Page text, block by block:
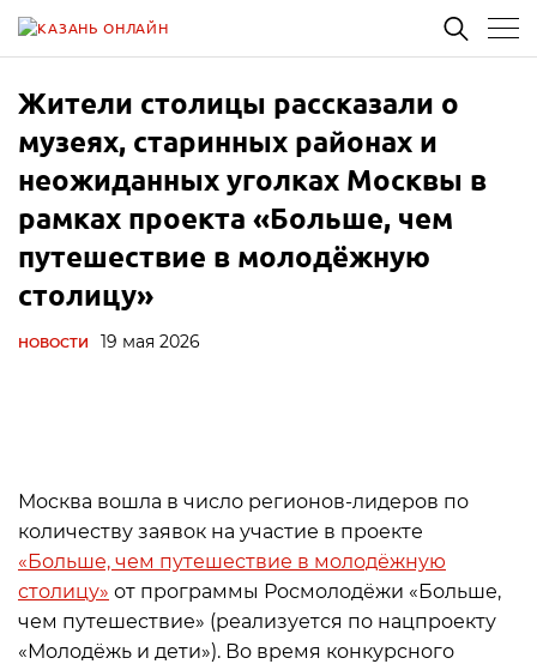
Жители столицы рассказали о
музеях, старинных районах и
неожиданных уголках Москвы в
рамках проекта «Больше, чем
путешествие в молодёжную
столицу»
НОВОСТИ 19 мая 2026
Москва вошла в число регионов-лидеров по
количеству заявок на участие в проекте
«Больше, чем путешествие в молодёжную
столицу» от программы Росмолодёжи «Больше,
чем путешествие» (реализуется по нацпроекту
«Молодёжь и дети»). Во время конкурсного